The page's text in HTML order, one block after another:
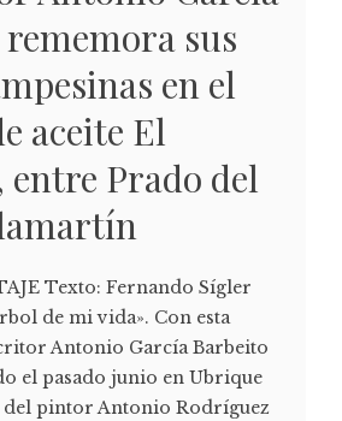
sus
en el
aceite El
entre Prado del
Texto: Fernando Sígler
de mi vida». Con esta
Antonio García Barbeito
el pasado junio en Ubrique
del pintor Antonio Rodríguez